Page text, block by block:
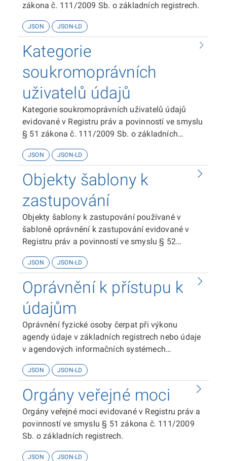
zákona č. 111/2009 Sb. o základních registrech.
JSON JSON-LD
Kategorie
soukromoprávních
uživatelů údajů
Kategorie soukromoprávních uživatelů údajů
evidované v Registru práv a povinností ve smyslu
§ 51 zákona č. 111/2009 Sb. o základních
JSON JSON-LD
Objekty šablony k
zastupování
Objekty šablony k zastupování používané v
šabloně oprávnění k zastupování evidované v
Registru práv a povinností ve smyslu § 52
JSON JSON-LD
Oprávnění k přístupu k
údajům
Oprávnění fyzické osoby čerpat při výkonu
agendy údaje v základních registrech nebo údaje
v agendových informačních systémech
§ 51 zákona č. 111/2009 Sb. o základních
JSON JSON-LD
Orgány veřejné moci
Orgány veřejné moci evidované v Registru práv a
povinností ve smyslu § 51 zákona č. 111/2009
Sb. o základních registrech.
JSON JSON-LD